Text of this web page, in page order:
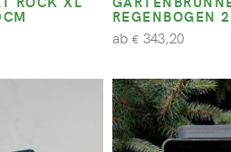
REGENBOGEN
ab € 343,20